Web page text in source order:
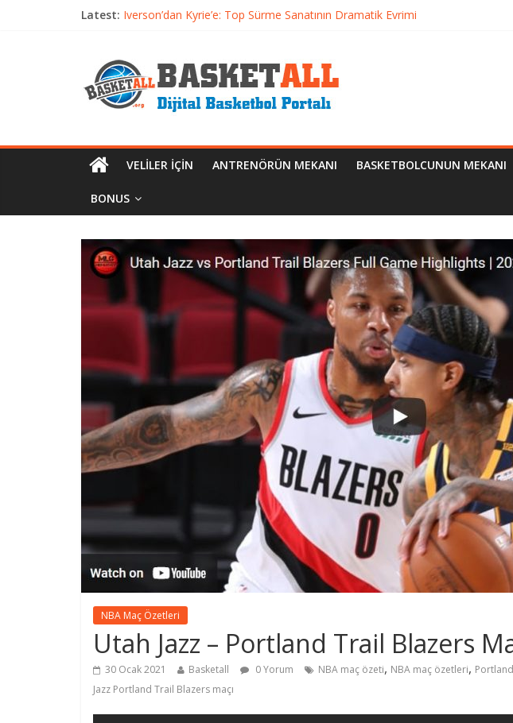
Latest: Iverson’dan Kyrie’e: Top Sürme Sanatının Dramatik Evrimi
Basketbolcu Beslenmesi: Performansı Artıran Bilimsel Yaklaşımlar
Basketbolda Şut Antrenmanı ve Grafik Oluşturma
VELILER İÇIN ANTRENÖRÜN MEKANI BASKETBOLCUNUN MEKANI
BONUS
NBA Maç Özetleri
Utah Jazz – Portland Trail Blazers
30 Ocak 2021 Basketall 0 Yorum NBA maç özeti, NBA maç özetleri,
Jazz Portland Trail Blazers maçı